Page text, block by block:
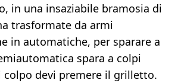
in una insaziabile bramosia di
trasformate da armi
in automatiche, per sparare a
spara a colpi
colpo devi premere il grilletto.